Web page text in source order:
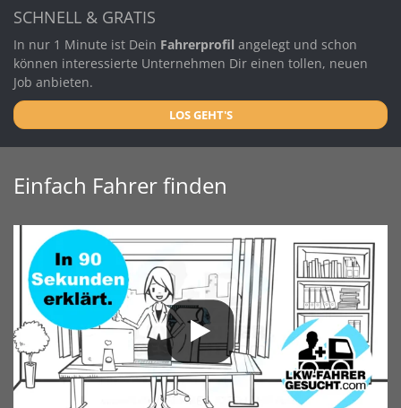
SCHNELL & GRATIS
In nur 1 Minute ist Dein Fahrerprofil angelegt und schon
können interessierte Unternehmen Dir einen tollen, neuen
Job anbieten.
LOS GEHT'S
Einfach Fahrer finden